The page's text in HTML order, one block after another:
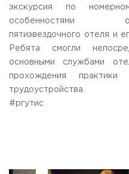
ГРАФИК И РЕЖИМ РАБОТЫ
пн-чт: с 09:00 до 18:00;
пт: с 09:00 до 16:45;
сб-вс: выходной
Приемная комиссия
пн-пт: с 10:00 до 17:00;
сб: с 10:00 до 15:30;
экскурсия по
особенностями
пятизвездочного отеля и
Ребята смогли
основными службами
прохождения практики
трудоустройства.
#ргутис